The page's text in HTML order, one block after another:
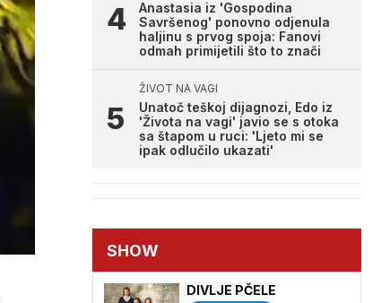
Anastasia iz 'Gospodina
Savršenog' ponovno odjenula
haljinu s prvog spoja: Fanovi
odmah primijetili što to znači
ŽIVOT NA VAGI
Unatoč teškoj dijagnozi, Edo iz
'Života na vagi' javio se s otoka
sa štapom u ruci: 'Ljeto mi se
ipak odlučilo ukazati'
SHOW
DIVLJE PČELE